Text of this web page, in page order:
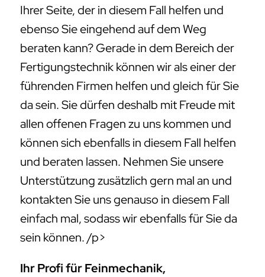
Ihrer Seite, der in diesem Fall helfen und
ebenso Sie eingehend auf dem Weg
beraten kann? Gerade in dem Bereich der
Fertigungstechnik können wir als einer der
führenden Firmen helfen und gleich für Sie
da sein. Sie dürfen deshalb mit Freude mit
allen offenen Fragen zu uns kommen und
können sich ebenfalls in diesem Fall helfen
und beraten lassen. Nehmen Sie unsere
Unterstützung zusätzlich gern mal an und
kontakten Sie uns genauso in diesem Fall
einfach mal, sodass wir ebenfalls für Sie da
sein können. /p>
Ihr Profi für Feinmechanik,